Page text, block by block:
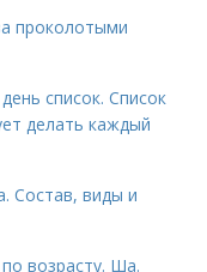
проколотыми
список. Список
делать каждый
Состав, виды и
возрасту. Ша.